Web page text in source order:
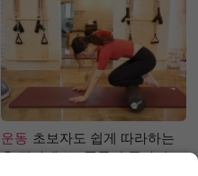
운동 초보자도 쉽게 따라하는
홈 필라테스 - 폼롤러 종아리 알